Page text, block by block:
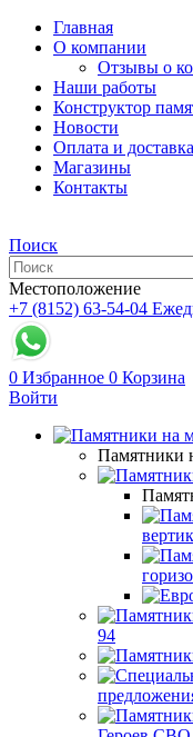
Главная
О компании
Отзывы о
Наши работы
Конструктор
Новости
Оплата и доставка
Магазины
Контакты
Поиск
Местоположение
+7 (8152) 63-54-04
0 Избранное 0 Корзина
Войти
Памятники
94